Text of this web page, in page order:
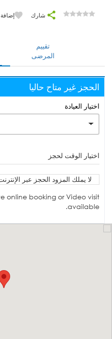
شارك
تقييم
المرضى
الحجز غير متاح حاليا
اختيار العيادة
اختيار الوقت لحجز
لا يملك المزود الحجز عبر
online booking or Video visit
available.